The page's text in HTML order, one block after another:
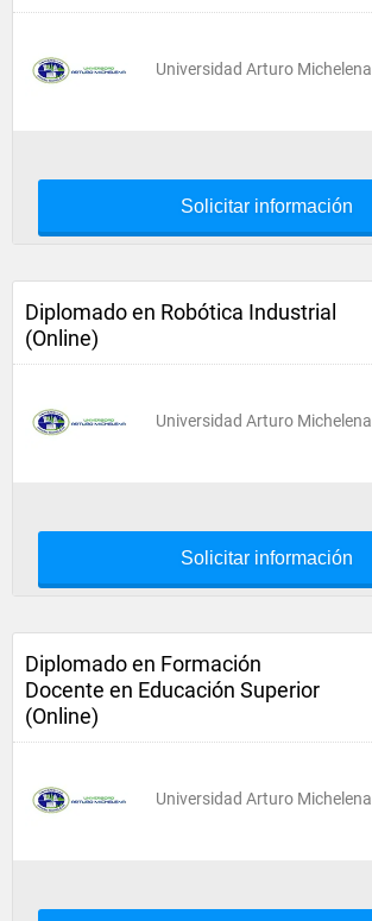
Universidad Arturo Michelena
Solicitar información
Diplomado en Robótica Industrial
(Online)
Universidad Arturo Michelena
Solicitar información
Diplomado en Formación
Docente en Educación Superior
(Online)
Universidad Arturo Michelena